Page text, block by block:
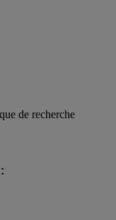
de recherche